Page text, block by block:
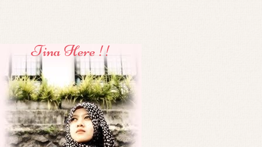
Tina Here !!